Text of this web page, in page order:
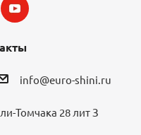
info@euro-shini.ru
Томчака 28 лит З